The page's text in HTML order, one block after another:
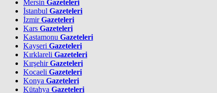
Mersin Gazeteleri
İstanbul Gazeteleri
İzmirGazeteleri
Kars Gazeteleri
Kastamonu Gazeteleri
Kayseri Gazeteleri
Kırklareli Gazeteleri
KırşehirGazeteleri
Kocaeli Gazeteleri
Konya Gazeteleri
Kütahya Gazeteleri